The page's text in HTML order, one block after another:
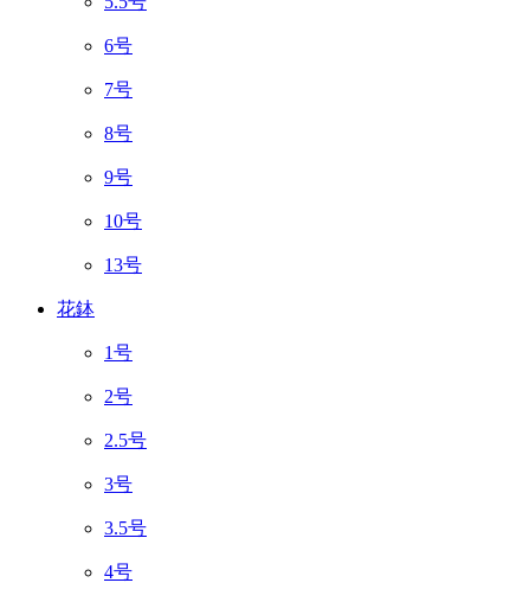
6号
7号
8号
9号
10号
13号
花鉢
1号
2号
2.5号
3号
3.5号
4号